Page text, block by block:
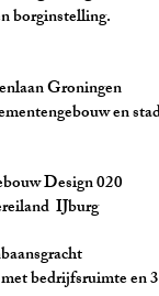
Groningen
en
020
en 3